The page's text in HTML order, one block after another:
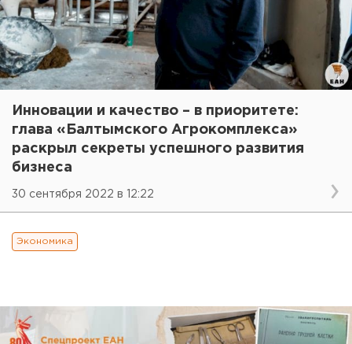
Инновации и качество – в приоритете:
глава «Балтымского Агрокомплекса»
раскрыл секреты успешного развития
бизнеса
30 сентября 2022 в 12:22
Экономика